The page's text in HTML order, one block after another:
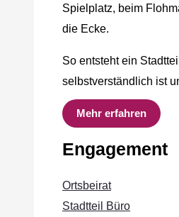
Spielplatz, beim
die Ecke.
So entsteht ein
selbstverständlich ist
Mehr erfahren
Engagement
Ortsbeirat
Stadtteil Büro